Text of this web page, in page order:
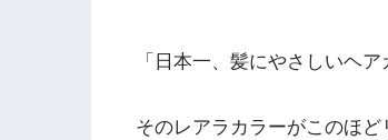
「日本一、髪にやさしいヘ
そのレアラカラーがこのほ